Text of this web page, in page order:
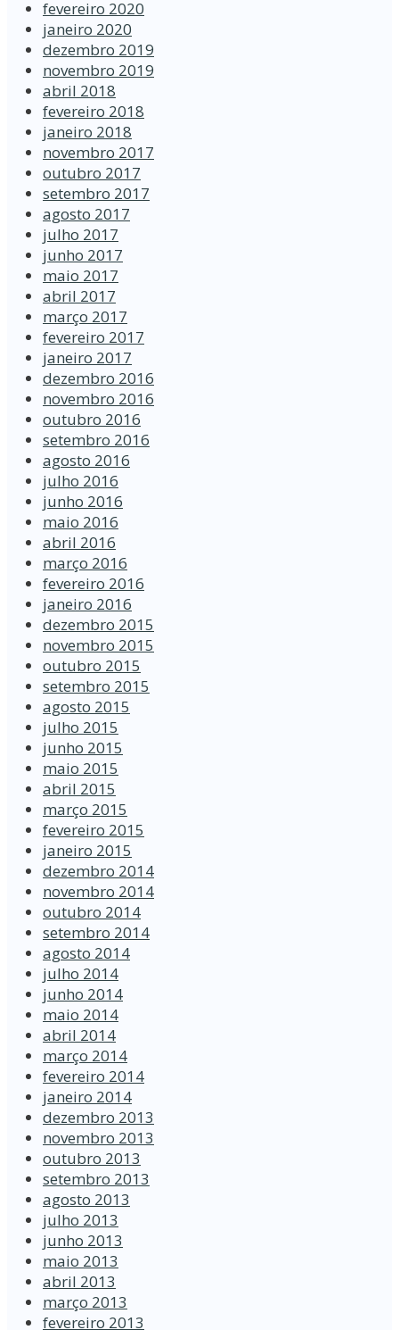
fevereiro 2020
janeiro 2020
dezembro 2019
novembro 2019
abril 2018
fevereiro 2018
janeiro 2018
novembro 2017
outubro 2017
setembro 2017
agosto 2017
julho 2017
junho 2017
maio 2017
abril 2017
março 2017
fevereiro 2017
janeiro 2017
dezembro 2016
novembro 2016
outubro 2016
setembro 2016
agosto 2016
julho 2016
junho 2016
maio 2016
abril 2016
março 2016
fevereiro 2016
janeiro 2016
dezembro 2015
novembro 2015
outubro 2015
setembro 2015
agosto 2015
julho 2015
junho 2015
maio 2015
abril 2015
março 2015
fevereiro 2015
janeiro 2015
dezembro 2014
novembro 2014
outubro 2014
setembro 2014
agosto 2014
julho 2014
junho 2014
maio 2014
abril 2014
março 2014
fevereiro 2014
janeiro 2014
dezembro 2013
novembro 2013
outubro 2013
setembro 2013
agosto 2013
julho 2013
junho 2013
maio 2013
abril 2013
março 2013
fevereiro 2013